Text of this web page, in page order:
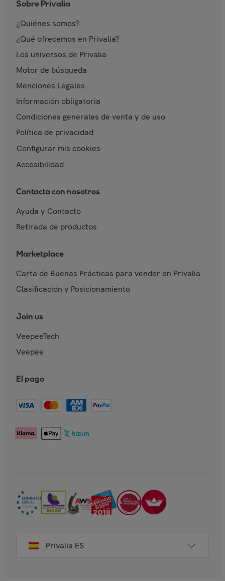
Sobre Privalia
¿Quiénes somos?
¿Qué ofrecemos en Privalia?
Los universos de Privalia
Motor de búsqueda
Menciones Legales
Información obligatoria
Condiciones generales de venta y de uso
Política de privacidad
Configurar mis cookies
Accesibilidad
Contacta con nosotros
Ayuda y Contacto
Retirada de productos
Marketplace
Carta de Buenas Prácticas para vender en Privalia
Clasificación y Posicionamiento
Join us
VeepeeTech
Veepee
El pago
Privalia ES